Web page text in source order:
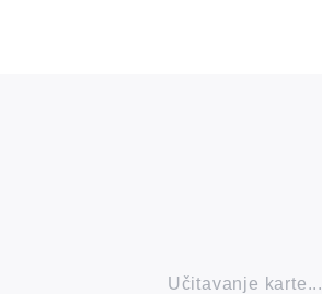
Učitavanje karte...